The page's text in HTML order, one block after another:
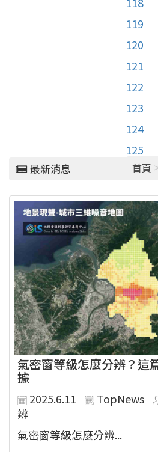
119
120
121
122
123
124
125
最新消息 首頁
氣密窗等級怎麼分辨？這
據
2025.6.11 TopNews
辨
氣密窗等級怎麼分辨...